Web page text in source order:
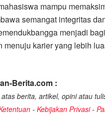
mampu
semangat integritas
menjadi
karier yang lebih
Berita.com :
berita, artikel, opini atau
- Kebijakan Privasi-